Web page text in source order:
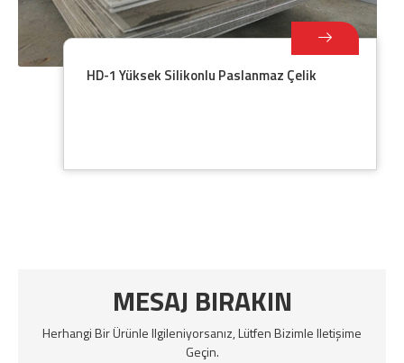
HD-1 Yüksek Silikonlu Paslanmaz Çelik
MESAJ BIRAKIN
Herhangi Bir Ürünle Ilgileniyorsanız, Lütfen Bizimle Iletişime
Geçin.